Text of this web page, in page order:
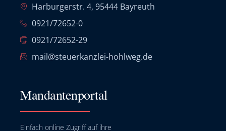
Harburgerstr. 4, 95444 Bayreuth
0921/72652-0
0921/72652-29
mail@steuerkanzlei-hohlweg.de
Mandantenportal
Einfach online Zugriff auf ihre